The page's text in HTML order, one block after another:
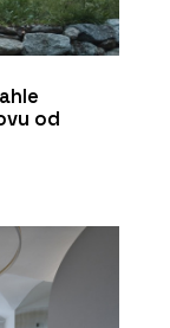
od